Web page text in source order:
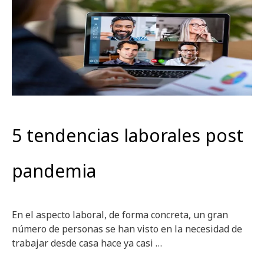
5 tendencias laborales post
pandemia
En el aspecto laboral, de forma concreta, un gran
número de personas se han visto en la necesidad de
trabajar desde casa hace ya casi …